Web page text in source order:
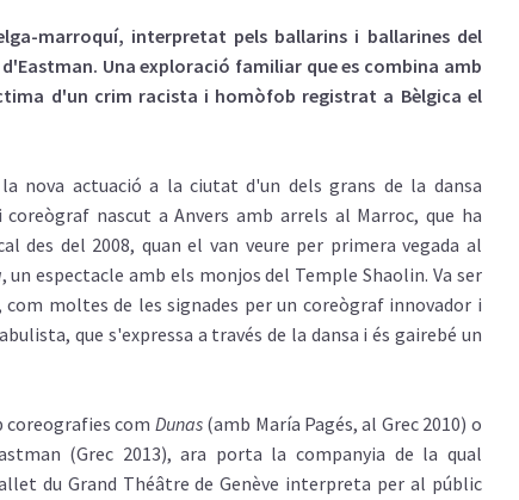
marroquí, interpretat pels ballarins i ballarines del
Una exploració familiar que es combina amb
d'un crim racista i homòfob registrat a Bèlgica el
nova actuació a la ciutat d'un dels grans de la dansa
nascut a Anvers amb arrels al Marroc, que ha
des del 2008, quan el van veure per primera vegada al
, un espectacle amb els monjos del Temple Shaolin. Va ser
moltes de les signades per un coreògraf innovador i
que s'expressa a través de la dansa i és gairebé un
coreografies com Dunas (amb María Pagés, al Grec 2010) o
(Grec 2013), ara porta la companyia de la qual
du Grand Théâtre de Genève interpreta per al públic